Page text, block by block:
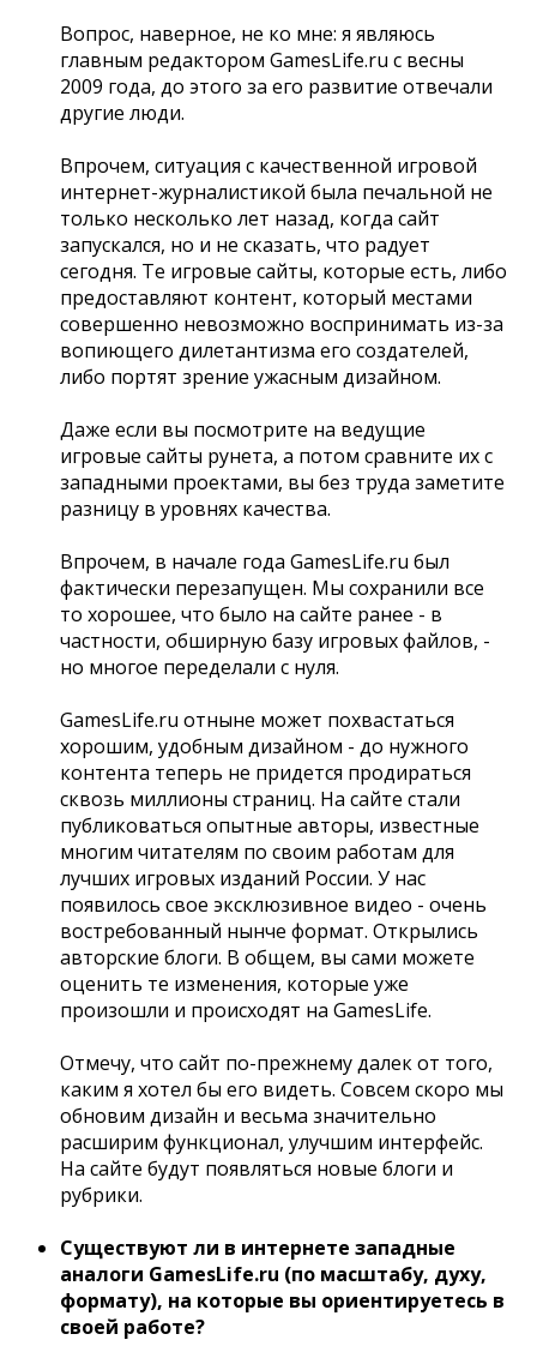
Вопрос, наверное, не ко мне: я являюсь
главным редактором GamesLife.ru с весны
2009 года, до этого за его развитие отвечали
другие люди.
Впрочем, ситуация с качественной игровой
интернет-журналистикой была печальной не
только несколько лет назад, когда сайт
запускался, но и не сказать, что радует
сегодня. Те игровые сайты, которые есть, либо
предоставляют контент, который местами
совершенно невозможно воспринимать из-за
вопиющего дилетантизма его создателей,
либо портят зрение ужасным дизайном.
Даже если вы посмотрите на ведущие
игровые сайты рунета, а потом сравните их с
западными проектами, вы без труда заметите
разницу в уровнях качества.
Впрочем, в начале года GamesLife.ru был
фактически перезапущен. Мы сохранили все
то хорошее, что было на сайте ранее - в
частности, обширную базу игровых файлов, -
но многое переделали с нуля.
GamesLife.ru отныне может похвастаться
хорошим, удобным дизайном - до нужного
контента теперь не придется продираться
сквозь миллионы страниц. На сайте стали
публиковаться опытные авторы, известные
многим читателям по своим работам для
лучших игровых изданий России. У нас
появилось свое эксклюзивное видео - очень
востребованный нынче формат. Открылись
авторские блоги. В общем, вы сами можете
оценить те изменения, которые уже
произошли и происходят на GamesLife.
Отмечу, что сайт по-прежнему далек от того,
каким я хотел бы его видеть. Совсем скоро мы
обновим дизайн и весьма значительно
расширим функционал, улучшим интерфейс.
На сайте будут появляться новые блоги и
рубрики.
Существуют ли в интернете западные
аналоги GamesLife.ru (по масштабу, духу,
формату), на которые вы ориентируетесь в
своей работе?